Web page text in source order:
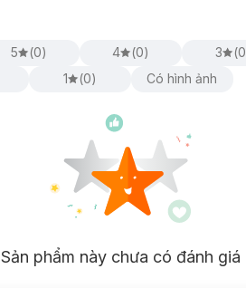
5 (0) 4 (0) 3 (0
1 (0) Có hình ảnh
Sản phẩm này chưa có đánh giá